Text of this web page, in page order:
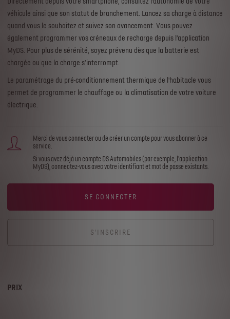
véhicule ainsi que son statut de branchement. Lancez sa charge à distance
quand vous le souhaitez et suivez son avancement. Vous pouvez
également programmer vos créneaux de recharge depuis l’application
MyDS. Pour plus de sérénité, soyez prévenu dès que la batterie est
chargée ou que la charge s’interrompt.
Le paramétrage du pré-conditionnement thermique de l'habitacle vous
permet de programmer le chauffage ou la climatisation de votre voiture
électrique.
Merci de vous connecter ou de créer un compte pour vous abonner à ce
service.
Si vous avez déjà un compte DS Automobiles (par exemple, l'application
MyDS), connectez-vous avec votre identifiant et mot de passe existants.
SE CONNECTER
S'INSCRIRE
PRIX